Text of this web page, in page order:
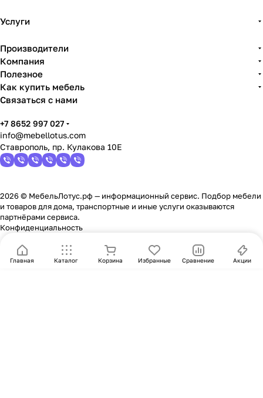
Услуги
Производители
Компания
Полезное
Как купить мебель
Связаться с нами
+7 8652 997 027
info@mebellotus.com
Ставрополь, пр. Кулакова 10Е
2026 © МебельЛотус.рф — информационный сервис. Подбор мебели
и товаров для дома, транспортные и иные услуги оказываются
партнёрами сервиса.
Конфиденциальность
Главная Каталог Корзина Избранные Сравнение Акции